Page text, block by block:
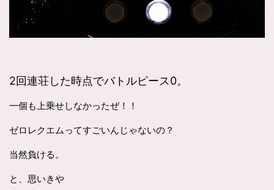
2回連荘した時点でバトルピース0。
一個も上乗せしなかったぜ！！
ゼロレクエムってすごいんじゃないの？
当然負ける。
と、思いきや